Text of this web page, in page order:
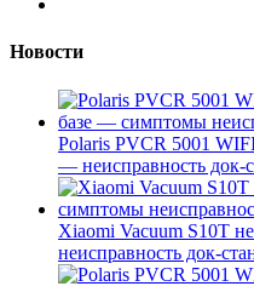
Новости
Polaris PVCR 5001
— неисправность док-
Xiaomi Vacuum S10T
неисправность док-